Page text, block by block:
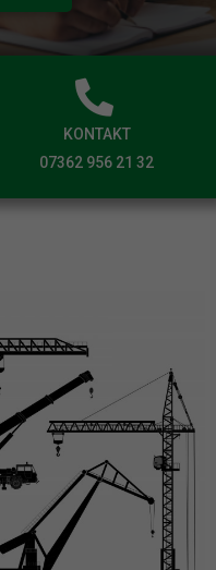
KONTAKT
07362 956 21 32